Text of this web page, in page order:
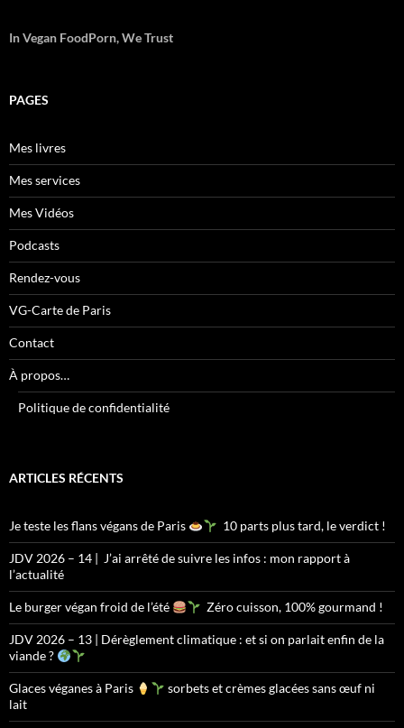
In Vegan FoodPorn, We Trust
PAGES
Mes livres
Mes services
Mes Vidéos
Podcasts
Rendez-vous
VG-Carte de Paris
Contact
À propos…
Politique de confidentialité
ARTICLES RÉCENTS
Je teste les flans végans de Paris 10 parts plus tard, le verdict !
JDV 2026 – 14 | J’ai arrêté de suivre les infos : mon rapport à
l’actualité
Le burger végan froid de l’été Zéro cuisson, 100% gourmand !
JDV 2026 – 13 | Dérèglement climatique : et si on parlait enfin de la
viande ?
Glaces véganes à Paris
sorbets et crèmes glacées sans œuf ni
lait